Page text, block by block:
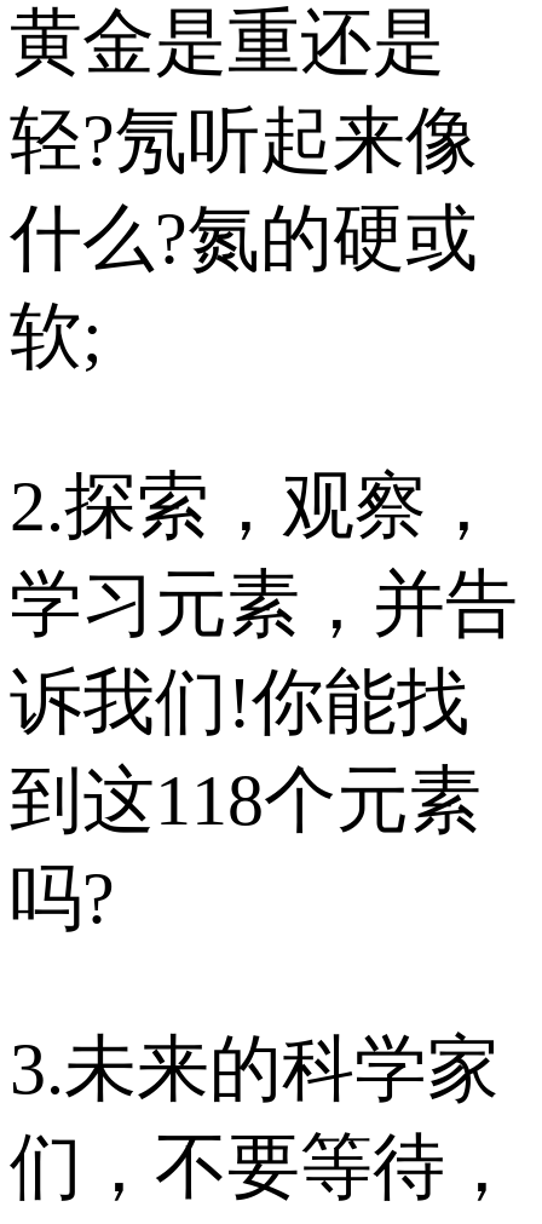
黄金是重还是
轻?氖听起来像
什么?氮的硬或
软;
2.探索，观察，
学习元素，并告
诉我们!你能找
到这118个元素
吗?
3.未来的科学家
们，不要等待，